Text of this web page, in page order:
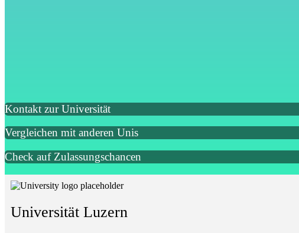
Kontakt zur Universität
Vergleichen mit anderen Unis
Check auf Zulassungschancen
Universität Luzern